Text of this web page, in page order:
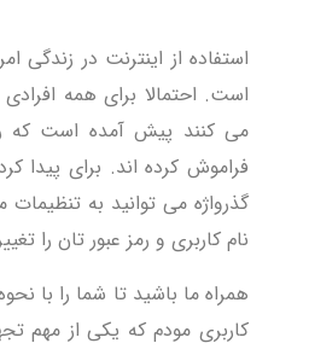
استفاده از اینترنت در زندگی
است. احتمالا برای همه افرادی
می کنند پیش آمده است که
فراموش کرده اند. برای پیدا
گذرواژه می توانید به
نام کاربری و رمز عبور تان را
همراه ما باشید تا شما را با
کاربری مودم که یکی از مهم